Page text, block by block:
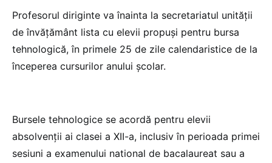
Profesorul diriginte va înainta la secretariatul unității
de învățământ lista cu elevii propuși pentru bursa
tehnologică, în primele 25 de zile calendaristice de la
începerea cursurilor anului școlar.
Bursele tehnologice se acordă pentru elevii
absolvenții ai clasei a XII-a, inclusiv în perioada primei
sesiuni a examenului national de bacalaureat sau a